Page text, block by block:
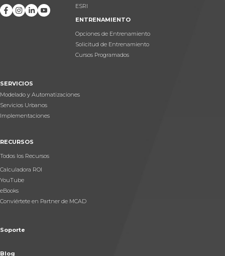
ESRI
ENTRENAMIENTO
Opciones de Entrenamiento
Solicitud de Entrenamiento
Cursos Programados
SERVICIOS
Modelado y Automatizaciones
Servicios Urbanos
Implementaciones
RECURSOS
Todos los Recursos
Calculadora ROI
YouTube
eBooks
Conviértete en Partner de MCAD
Soporte
Blog